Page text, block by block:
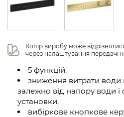
Колір виробу може
через налаштування передачі
5 функцій,
зниження витрати води
залежно від напору води і
установки,
вибіркове кнопкове